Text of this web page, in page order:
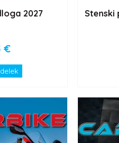
2027
€
Stenski